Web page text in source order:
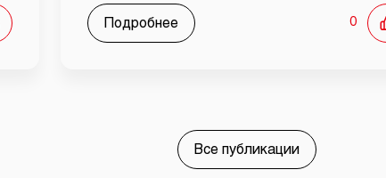
Подробнее 0
Все публикации